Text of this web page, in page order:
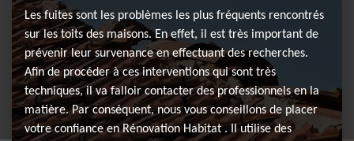
Les fuites sont les problèmes les plus fréquents rencontrés
sur les toits des maisons. En effet, il est très important de
prévenir leur survenance en effectuant des recherches.
Afin de procéder à ces interventions qui sont très
techniques, il va falloir contacter des professionnels en la
matière. Par conséquent, nous vous conseillons de placer
votre confiance en Rénovation Habitat . Il utilise des